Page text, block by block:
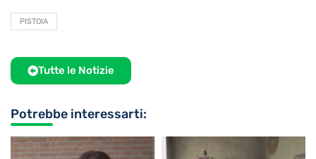
PISTOIA
Tutte le Notizie
Potrebbe interessarti: